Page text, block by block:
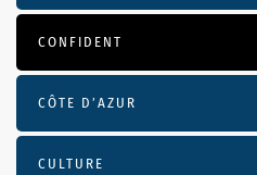
CONFIDENT
CÔTE D’AZUR
CULTURE